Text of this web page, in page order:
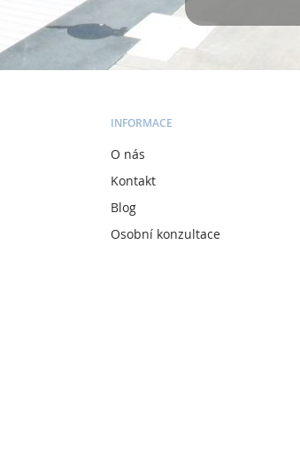
INFORMACE
O nás
Kontakt
Blog
Osobní konzultace